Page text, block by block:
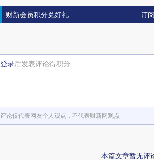
财新会员积分兑好礼 订
登录后发表评论得积分
评论仅代表网友个人观点，不代表财新网观点
本篇文章暂无评